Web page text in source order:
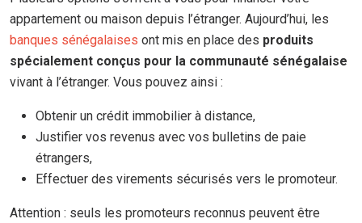
appartement ou maison depuis l’étranger. Aujourd’hui, les
banques sénégalaises ont mis en place des produits
spécialement conçus pour la communauté sénégalaise
vivant à l’étranger. Vous pouvez ainsi :
Obtenir un crédit immobilier à distance,
Justifier vos revenus avec vos bulletins de paie
étrangers,
Effectuer des virements sécurisés vers le promoteur.
Attention : seuls les promoteurs reconnus peuvent être